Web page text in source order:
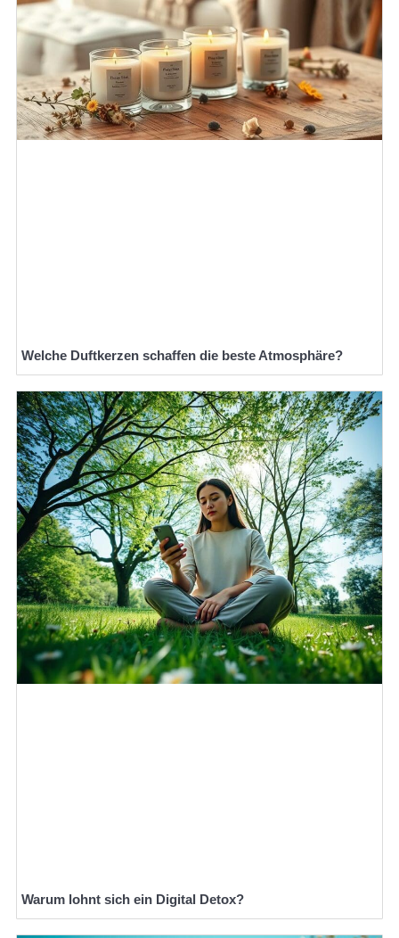
Welche Duftkerzen schaffen die beste Atmosphäre?
Warum lohnt sich ein Digital Detox?